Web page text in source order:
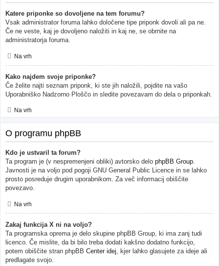
Katere priponke so dovoljene na tem forumu?
Vsak administrator foruma lahko določene tipe priponk dovoli ali pa ne.
Če ne veste, kaj je dovoljeno naložiti in kaj ne, se obrnite na
administratorja foruma.
Na vrh
Kako najdem svoje priponke?
Če želite najti seznam priponk, ki ste jih naložili, pojdite na vašo
Uporabniško Nadzorno Ploščo in sledite povezavam do dela o priponkah.
Na vrh
O programu phpBB
Kdo je ustvaril ta forum?
Ta program je (v nespremenjeni obliki) avtorsko delo phpBB Group.
Javnosti je na voljo pod pogoji GNU General Public Licence in se lahko
prosto posreduje drugim uporabnikom. Za več informacij obiščite
povezavo.
Na vrh
Zakaj funkcija X ni na voljo?
Ta programska oprema je delo skupine phpBB Group, ki ima zanj tudi
licenco. Če mislite, da bi bilo treba dodati kakšno dodatno funkcijo,
potem obiščite stran phpBB Center idej, kjer lahko glasujete za ideje ali
predlagate svojo.